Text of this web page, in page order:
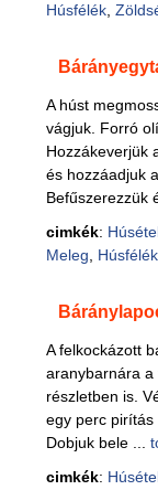
Húsfélék,
A húst
vágjuk. Forró
Hozzákeverjük
és hozzáadjuk
Befűszerezzük
cimkék:
Meleg
Húsfélék,
A felkockázott
aranybarnára
részletben is.
egy perc pirítás
Dobjuk bele ...
cimkék: